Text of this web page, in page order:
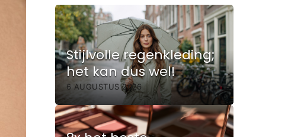
Stijlvolle regenkleding;
het kan dus wel!
6 AUGUSTUS 2026